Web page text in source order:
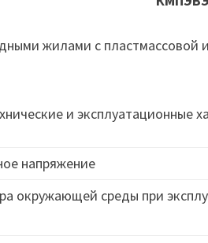
жилами с пластмассовой
и эксплуатационные
напряжение
окружающей среды при